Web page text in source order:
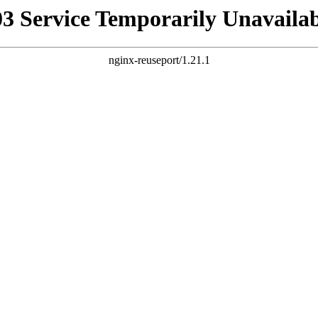
Service Temporarily
nginx-reuseport/1.21.1